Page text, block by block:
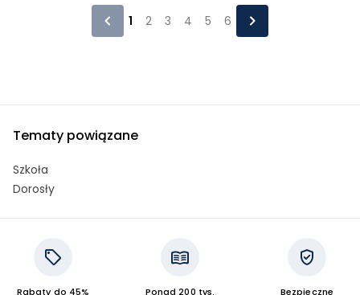
1 2 3 4 5 6
Tematy powiązane
Szkoła
Dorosły
Rabaty do 45%
Ponad 200 tys.
Bezpieczne